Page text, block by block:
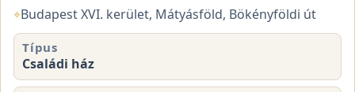
⌖Budapest XVI. kerület, Mátyásföld, Bökényföldi út
Típus
Családi ház